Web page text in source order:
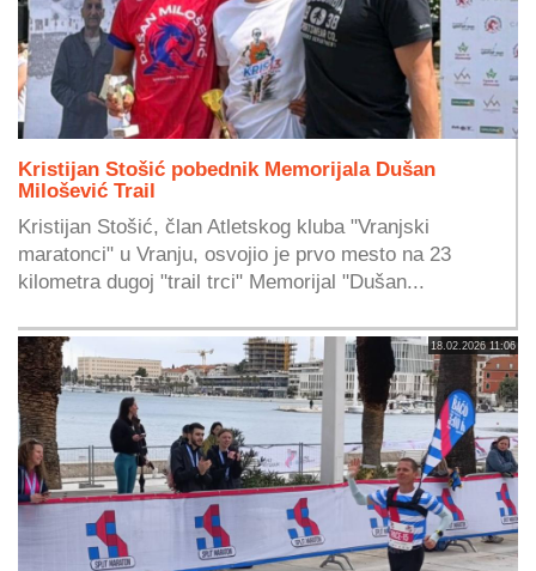
Kristijan Stošić pobednik Memorijala Dušan
Milošević Trail
Kristijan Stošić, član Atletskog kluba "Vranjski
maratonci" u Vranju, osvojio je prvo mesto na 23
kilometra dugoj "trail trci" Memorijal "Dušan...
18.02.2026 11:06